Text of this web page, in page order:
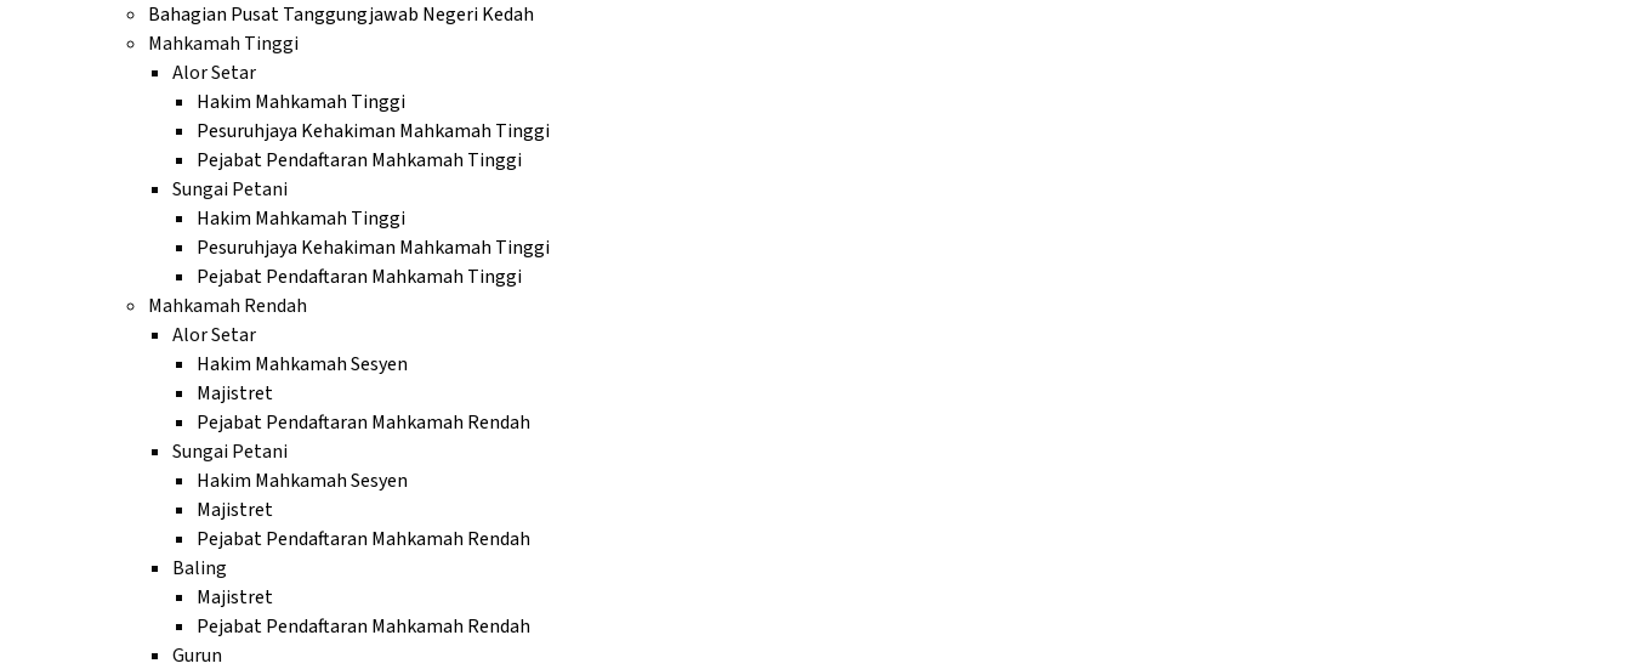
Bahagian Pusat Tanggungjawab Negeri Kedah
Mahkamah Tinggi
Alor Setar
Hakim Mahkamah Tinggi
Pesuruhjaya Kehakiman Mahkamah Tinggi
Pejabat Pendaftaran Mahkamah Tinggi
Sungai Petani
Hakim Mahkamah Tinggi
Pesuruhjaya Kehakiman Mahkamah Tinggi
Pejabat Pendaftaran Mahkamah Tinggi
Mahkamah Rendah
Alor Setar
Hakim Mahkamah Sesyen
Majistret
Pejabat Pendaftaran Mahkamah Rendah
Sungai Petani
Hakim Mahkamah Sesyen
Majistret
Pejabat Pendaftaran Mahkamah Rendah
Baling
Majistret
Pejabat Pendaftaran Mahkamah Rendah
Gurun